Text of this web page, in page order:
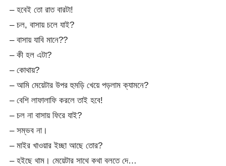
– হবেই তো রাত বারটা!
– চল, বাসায় চলে যাই?
– বাসায় যাবি মানে??
– কী হল এটা?
– কোথায়?
– আমি মেয়েটার উপর হুমড়ি খেয়ে পড়লাম ক্যামনে?
– বেশি লাফালাফি করলে তাই হবে!
– চল না বাসায় ফিরে যাই?
– সম্ভব না।
– মাইর খাওয়ার ইচ্ছা আছে তোর?
– হইছে থাম। মেয়েটার সাথে কথা বলতে দে…